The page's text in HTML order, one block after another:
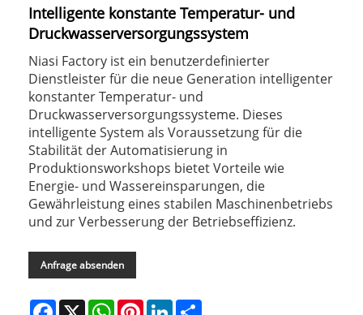
Intelligente konstante Temperatur- und
Druckwasserversorgungssystem
Niasi Factory ist ein benutzerdefinierter
Dienstleister für die neue Generation intelligenter
konstanter Temperatur- und
Druckwasserversorgungssysteme. Dieses
intelligente System als Voraussetzung für die
Stabilität der Automatisierung in
Produktionsworkshops bietet Vorteile wie
Energie- und Wassereinsparungen, die
Gewährleistung eines stabilen Maschinenbetriebs
und zur Verbesserung der Betriebseffizienz.
Anfrage absenden
Facebook
X WhatsAppPinterestLinkedIn